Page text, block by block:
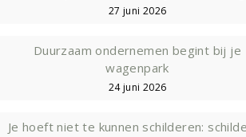
27 juni 2026
Duurzaam ondernemen begint bij je
wagenpark
24 juni 2026
Je hoeft niet te kunnen schilderen: